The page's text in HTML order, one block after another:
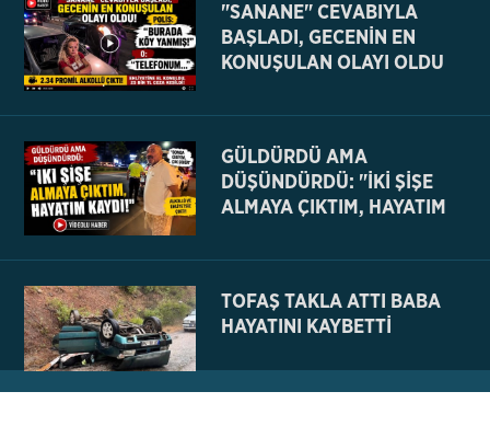
"SANANE" CEVABIYLA
BAŞLADI, GECENİN EN
KONUŞULAN OLAYI OLDU
GÜLDÜRDÜ AMA
DÜŞÜNDÜRDÜ: "İKİ ŞİŞE
ALMAYA ÇIKTIM, HAYATIM
TOFAŞ TAKLA ATTI BABA
HAYATINI KAYBETTİ